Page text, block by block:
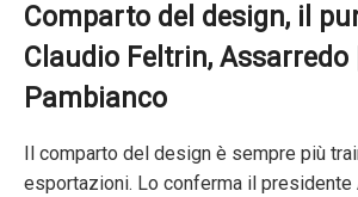
Comparto del design, il
Claudio Feltrin, Assarredo |
Pambianco
Il comparto del design è sempre più
esportazioni. Lo conferma il presidente